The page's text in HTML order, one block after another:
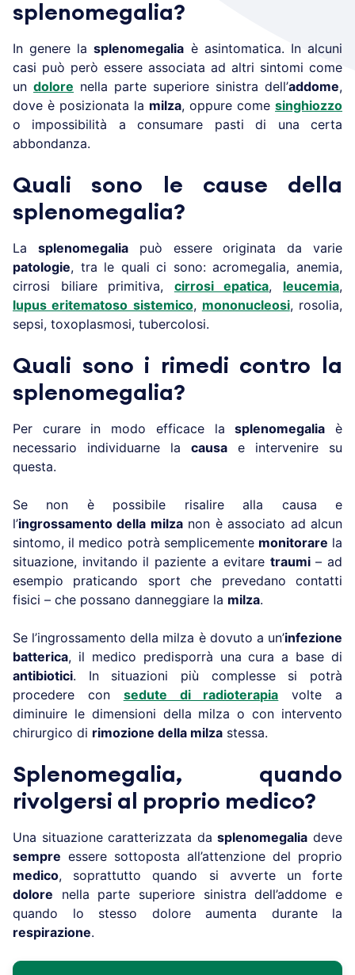
splenomegalia?
In genere lasplenomegalia è asintomatica. In alcuni
casi può però essere associata ad altri sintomi come
un dolore nella parte superiore sinistra dell’addome,
dove è posizionata la milza, oppure come singhiozzo
o impossibilità a consumare pasti di una certa
abbondanza.
Quali sono le cause della
splenomegalia?
La splenomegaliapuò essere originata da varie
patologie, tra le quali ci sono: acromegalia, anemia,
cirrosi biliare primitiva, cirrosi epatica, leucemia,
lupus eritematoso sistemico, mononucleosi, rosolia,
sepsi, toxoplasmosi, tubercolosi.
Quali sono i rimedi contro la
splenomegalia?
Per curare in modo efficace lasplenomegalia è
necessario individuarne la causa e intervenire su
questa.
Se non è possibile risalire alla causa e
l’ingrossamento della milzanon è associato ad alcun
sintomo, il medico potrà semplicemente monitorare la
situazione, invitando il paziente a evitare traumi– ad
esempio praticando sport che prevedano contatti
fisici – che possano danneggiare la milza.
Se l’ingrossamento della milza è dovuto a un’infezione
batterica, il medico predisporrà una cura a base di
antibiotici. In situazioni più complesse si potrà
procedere con sedute di radioterapia volte a
diminuire le dimensioni della milza o con intervento
chirurgico di rimozione della milza stessa.
Splenomegalia, quando
rivolgersi al proprio medico?
Una situazione caratterizzata dasplenomegalia deve
sempre essere sottoposta all’attenzione del proprio
medico, soprattutto quando si avverte un forte
dolore nella parte superiore sinistra dell’addome e
quando lo stesso dolore aumenta durante la
respirazione.